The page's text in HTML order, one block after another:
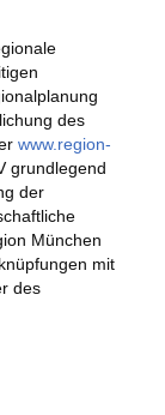
des
www.region-
grundlegend
der
München
mit
des